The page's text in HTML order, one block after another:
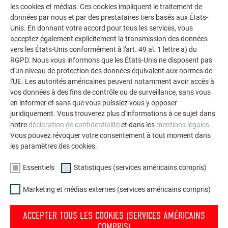
polyvalence de l’aluminium. Découvrez d’autres projets
impressionnants avec les solutions en aluminium
durables de PREFA pour toitures, systèmes solaires et
façades.
VOIR DAVANTAGE DE RÉFÉRENCES
les cookies et médias. Ces cookies impliquent le traitement de
données par nous et par des prestataires tiers basés aux États-
Unis. En donnant votre accord pour tous les services, vous
acceptez également explicitement la transmission des données
vers les États-Unis conformément à l'art. 49 al. 1 lettre a) du
RGPD. Nous vous informons que les États-Unis ne disposent pas
d'un niveau de protection des données équivalent aux normes de
l'UE. Les autorités américaines peuvent notamment avoir accès à
vos données à des fins de contrôle ou de surveillance, sans vous
en informer et sans que vous puissiez vous y opposer
juridiquement. Vous trouverez plus d'informations à ce sujet dans
notredéclaration de confidentialitéet dans les mentions légales.
Vous pouvez révoquer votre consentement à tout moment dans
les paramètres des cookies.
Essentiels Statistiques (services américains compris)
Marketing et médias externes (services américains compris)
ACCEPTER TOUS LES COOKIES (SERVICES AMÉRICAINS